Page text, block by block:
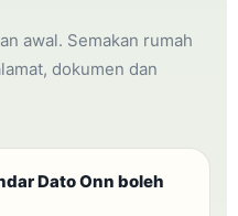
awal. Semakan rumah
dokumen dan
Dato Onn boleh